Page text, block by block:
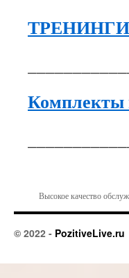
Комплекты
Высокое качество
© 2022 - PozitiveLive.ru